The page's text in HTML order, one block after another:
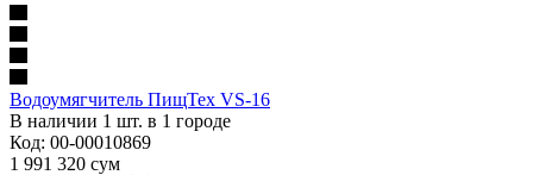
Водоумягчитель ПищТех VS-16
В наличии 1 шт. в 1 городе
Код: 00-00010869
1 991 320 сум